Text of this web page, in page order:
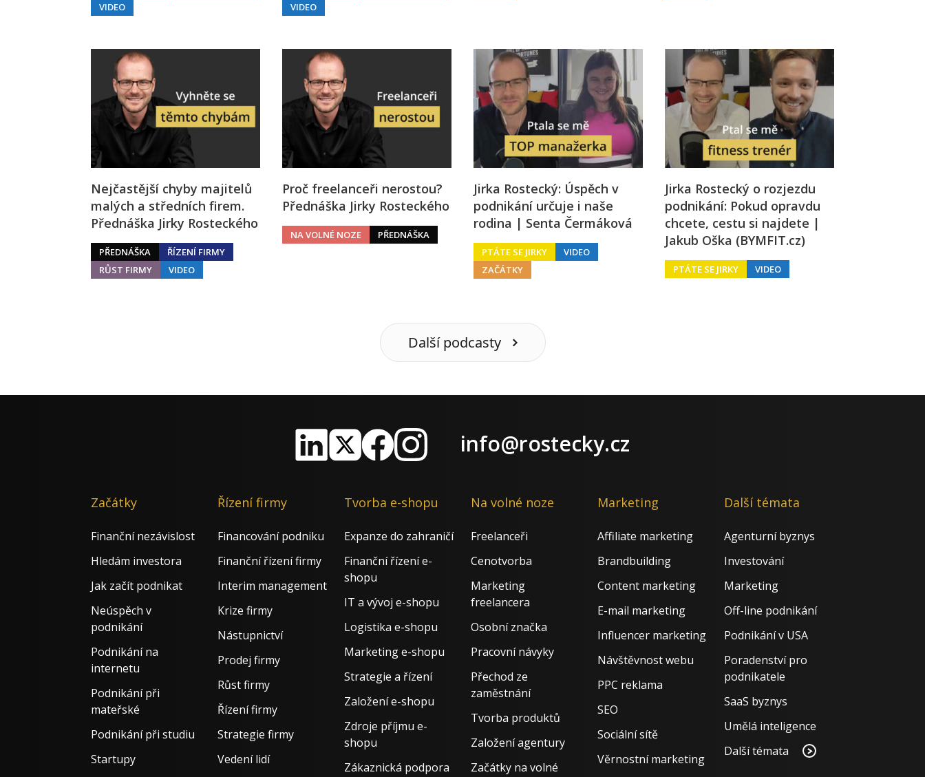
VIDEO
VIDEO
Nejčastější chyby majitelů
malých a středních firem.
Přednáška Jirky Rosteckého
PŘEDNÁŠKA
ŘÍZENÍ FIRMY
RŮST FIRMY
VIDEO
Proč freelanceři nerostou?
Přednáška Jirky Rosteckého
NA VOLNÉ NOZE PŘEDNÁŠKA
Jirka Rostecký: Úspěch v
podnikání určuje i naše
rodina | Senta Čermáková
PTÁTE SE JIRKY
VIDEO
ZAČÁTKY
Jirka Rostecký o rozjezdu
podnikání: Pokud opravdu
chcete, cestu si najdete |
Jakub Oška (BYMFIT.cz)
PTÁTE SE JIRKY VIDEO
Další podcasty
info@rostecky.cz
Začátky
Finanční nezávislost
Hledám investora
Jak začít podnikat
Neúspěch v
podnikání
Podnikání na
internetu
Podnikání při
mateřské
Podnikání při studiu
Startupy
Řízení firmy
Financování podniku
Finanční řízení firmy
Interim management
Krize firmy
Nástupnictví
Prodej firmy
Růst firmy
Řízení firmy
Strategie firmy
Vedení lidí
Tvorba e-shopu
Expanze do zahraničí
Finanční řízení e-
shopu
IT a vývoj e-shopu
Logistika e-shopu
Marketing e-shopu
Strategie a řízení
Založení e-shopu
Zdroje příjmu e-
shopu
Zákaznická podpora
Na volné noze
Freelanceři
Cenotvorba
Marketing
freelancera
Osobní značka
Pracovní návyky
Přechod ze
zaměstnání
Tvorba produktů
Založení agentury
Začátky na volné
Marketing
Affiliate marketing
Brandbuilding
Content marketing
E-mail marketing
Influencer marketing
Návštěvnost webu
PPC reklama
SEO
Sociální sítě
Věrnostní marketing
Další témata
Agenturní byznys
Investování
Marketing
Off-line podnikání
Podnikání v USA
Poradenství pro
podnikatele
SaaS byznys
Umělá inteligence
Další témata